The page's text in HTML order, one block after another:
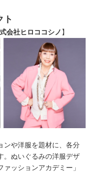
ト
会社ヒロココシノ 】
ンや洋服を題材に、各分
。ぬいぐるみの洋服デザ
ッションアカデミー」